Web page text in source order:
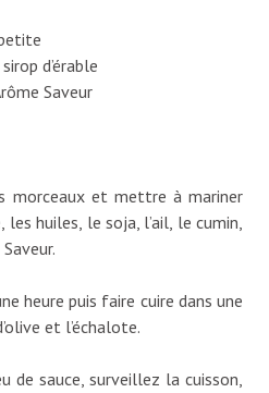
d’érable
Saveur
morceaux et mettre à mariner
les huiles, le soja, l’ail, le cumin,
heure puis faire cuire dans une
et l’échalote.
de sauce, surveillez la cuisson,